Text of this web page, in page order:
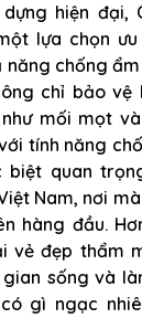
hiện đại,
lựa chọn
năng chống
chỉ bảo vệ
mối mọt
tính năng
biệt quan
Nam, nơi
hàng đầu.
vẻ đẹp thẩm
sống và
gì ngạc